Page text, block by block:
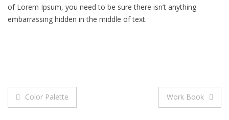
of Lorem Ipsum, you need to be sure there isn’t anything
embarrassing hidden in the middle of text.
Navigation
Color Palette Work Book